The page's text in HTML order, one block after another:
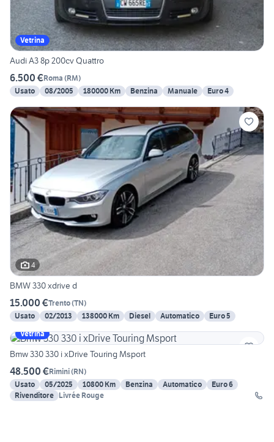
Vetrina
Audi A3 8p 200cv Quattro
6.500 €Roma (RM)
Usato
08/2005 180000 Km Benzina Manuale Euro 4
4
BMW 330 xdrive d
15.000 €Trento(TN)
Usato
02/2013 138000 Km Diesel Automatico
Euro 5
Vetrina
Bmw 330 330 i xDrive Touring Msport
48.500 €Rimini(RN)
Usato
05/2025 10800 Km Benzina Automatico
Euro 6
Rivenditore Livrée Rouge